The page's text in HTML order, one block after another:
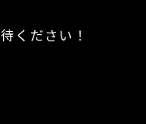
ください！